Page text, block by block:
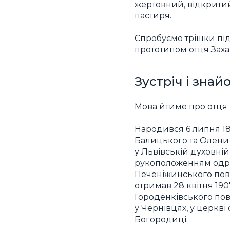
жертовний,
пастиря.
Спробуємо трішки
прототипом отця
Зустріч і
Мова йтиме про отця
Народився 6 липня
Балицького та Олени
у Львівській
рукоположенням
Печеніжинського
отримав 28 квітня
Городенківського
у Чернівцях, у
Богородиці.